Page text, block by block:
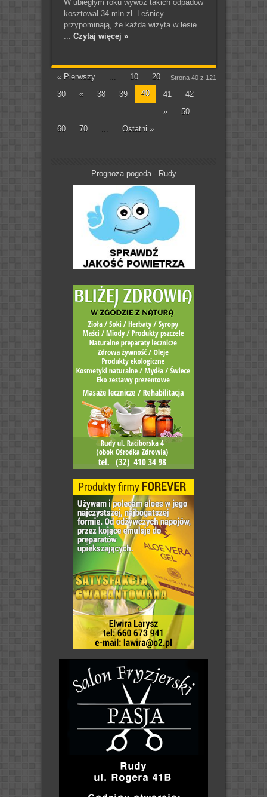
W ubiegłym roku wywóz takich odpadów
kosztował 34 mln zł. Leśnicy
przypominają, że każda wizyta w lesie
Czytaj więcej »
Strona 40 z 121
« Pierwszy 10
20
30
« 38 39 40 41
42
»
50
60
70 Ostatni »
Prognoza pogoda - Rudy